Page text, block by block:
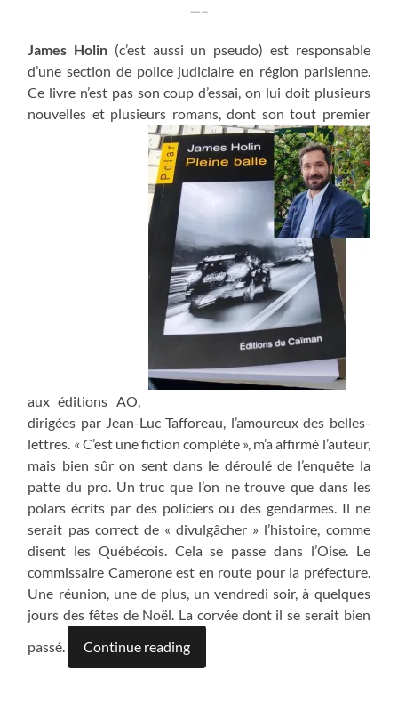
—–
James Holin (c’est aussi un pseudo) est responsable
d’une section de police judiciaire en région parisienne.
Ce livre n’est pas son coup d’essai, on lui doit plusieurs
nouvelles et plusieurs romans, dont son tout premier
aux éditions AO,
dirigées par Jean-Luc Tafforeau, l’amoureux des belles-
lettres. « C’est une fiction complète », m’a affirmé l’auteur,
mais bien sûr on sent dans le déroulé de l’enquête la
patte du pro. Un truc que l’on ne trouve que dans les
polars écrits par des policiers ou des gendarmes. Il ne
serait pas correct de « divulgâcher » l’histoire, comme
disent les Québécois. Cela se passe dans l’Oise. Le
commissaire Camerone est en route pour la préfecture.
Une réunion, une de plus, un vendredi soir, à quelques
jours des fêtes de Noël. La corvée dont il se serait bien
passé.
Continue reading